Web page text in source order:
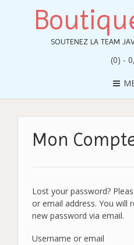
SOUTENEZ LA TEAM
(0) -
Mon
Lost your password?
or email address. You will
new password via email.
Username or email